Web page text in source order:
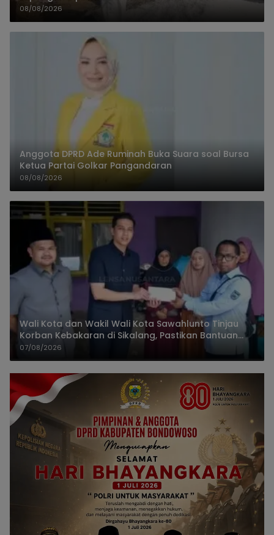
08/08/2026
Anggota DPRD Ade Ruminah Buka Suara soal Bursa
Ketua Partai Golkar Pangandaran
08/08/2026
Wali Kota dan Wakil Wali Kota Sawahlunto Tinjau
Korban Kebakaran di Sikalang, Pastikan Bantuan
dan Perkuat Mitigasi Bencana
07/08/2026